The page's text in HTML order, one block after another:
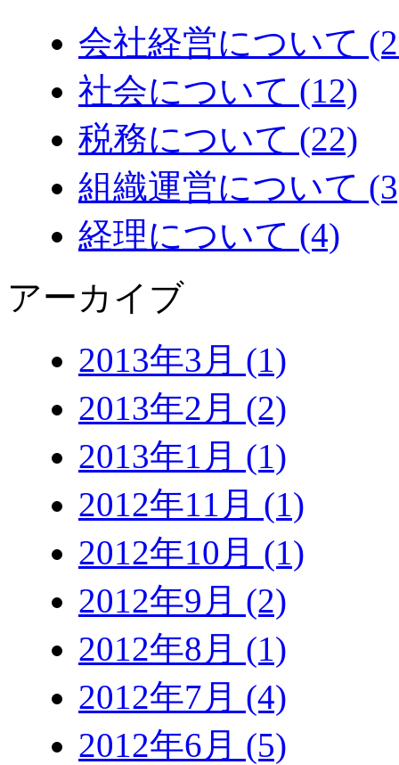
会社経営について
社会について (12)
税務について (22)
組織運営について
経理について (4)
アーカイブ
2013年3月 (1)
2013年2月 (2)
2013年1月 (1)
2012年11月 (1)
2012年10月 (1)
2012年9月 (2)
2012年8月 (1)
2012年7月 (4)
2012年6月 (5)